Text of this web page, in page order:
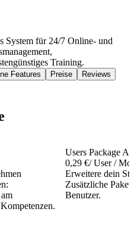
System für 24/7 Online- und
Training.
Features Preise Reviews
Users Package
0,29 €/ User /
Erweitere dein
Zusätzliche
Benutzer.